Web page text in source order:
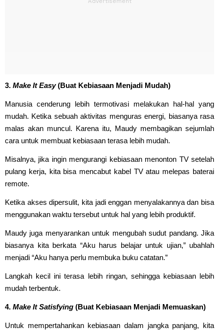
3. Make It Easy(Buat Kebiasaan Menjadi Mudah)
Manusia cenderung lebih termotivasi melakukan hal-hal yang
mudah. Ketika sebuah aktivitas menguras energi, biasanya rasa
malas akan muncul. Karena itu, Maudy membagikan sejumlah
cara untuk membuat kebiasaan terasa lebih mudah.
Misalnya, jika ingin mengurangi kebiasaan menonton TV setelah
pulang kerja, kita bisa mencabut kabel TV atau melepas baterai
remote.
Ketika akses dipersulit, kita jadi enggan menyalakannya dan bisa
menggunakan waktu tersebut untuk hal yang lebih produktif.
Maudy juga menyarankan untuk mengubah sudut pandang. Jika
biasanya kita berkata “Aku harus belajar untuk ujian,” ubahlah
menjadi “Aku hanya perlu membuka buku catatan.”
Langkah kecil ini terasa lebih ringan, sehingga kebiasaan lebih
mudah terbentuk.
4. Make It Satisfying (Buat Kebiasaan Menjadi Memuaskan)
Untuk mempertahankan kebiasaan dalam jangka panjang, kita